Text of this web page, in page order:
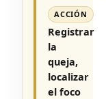
ACCIÓN
Registrar
la
queja,
localizar
el foco